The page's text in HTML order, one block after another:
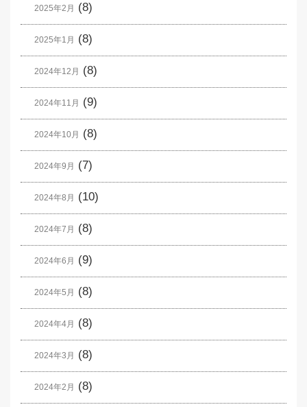
2025年2月 (8)
2025年1月 (8)
2024年12月 (8)
2024年11月 (9)
2024年10月 (8)
2024年9月 (7)
2024年8月 (10)
2024年7月 (8)
2024年6月 (9)
2024年5月 (8)
2024年4月 (8)
2024年3月 (8)
2024年2月 (8)